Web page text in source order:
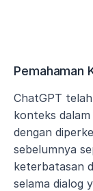
Pemahaman
ChatGPT
konteks
dengan
sebelumnya
keterbatasan
selama dialog